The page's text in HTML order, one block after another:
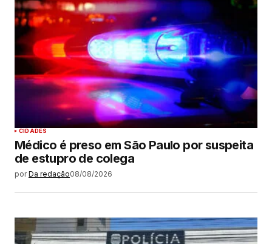
CIDADES
Médico é preso em São Paulo por suspeita
de estupro de colega
por Da redação08/08/2026